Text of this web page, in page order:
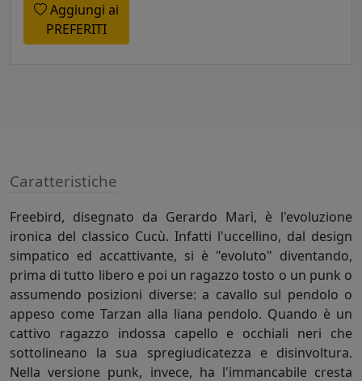
Aggiungi ai
PREFERITI
Caratteristiche
Freebird, disegnato da Gerardo Marì, è l'evoluzione
ironica del classico Cucù. Infatti l'uccellino, dal design
simpatico ed accattivante, si è "evoluto" diventando,
prima di tutto libero e poi un ragazzo tosto o un punk o
assumendo posizioni diverse: a cavallo sul pendolo o
appeso come Tarzan alla liana pendolo. Quando è un
cattivo ragazzo indossa capello e occhiali neri che
sottolineano la sua spregiudicatezza e disinvoltura.
Nella versione punk, invece, ha l'immancabile cresta